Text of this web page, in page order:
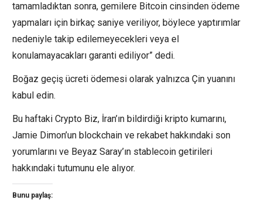
tamamladıktan sonra, gemilere Bitcoin cinsinden ödeme
yapmaları için birkaç saniye veriliyor, böylece yaptırımlar
nedeniyle takip edilemeyecekleri veya el
konulamayacakları garanti ediliyor” dedi.
Boğaz geçiş ücreti ödemesi olarak yalnızca Çin yuanını
kabul edin.
Bu haftaki Crypto Biz, İran’ın bildirdiği kripto kumarını,
Jamie Dimon’un blockchain ve rekabet hakkındaki son
yorumlarını ve Beyaz Saray’ın stablecoin getirileri
hakkındaki tutumunu ele alıyor.
Bunu paylaş: